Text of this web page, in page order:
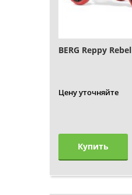
BERG Reppy Rebel
Цену уточняйте
Купить